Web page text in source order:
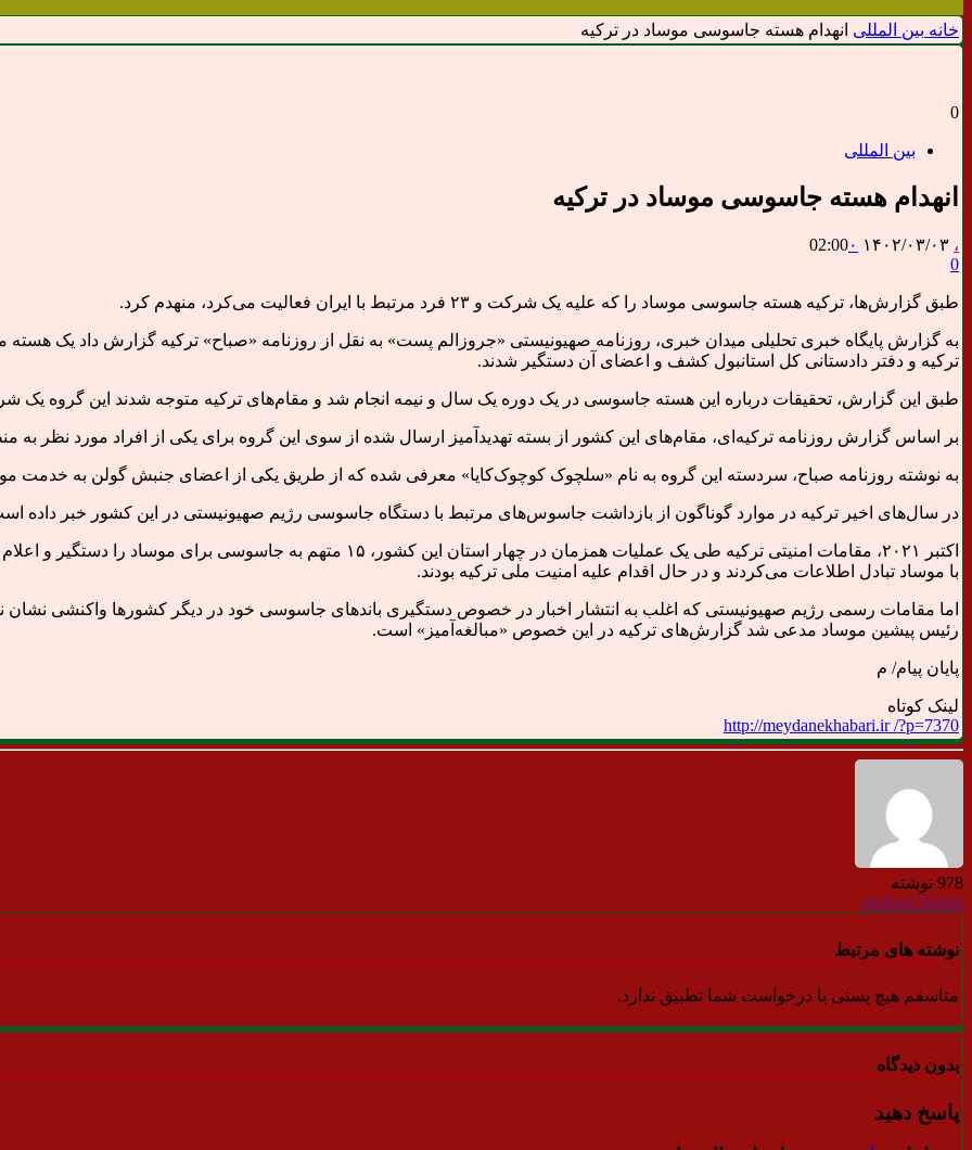
خانه بین المللی انهدام هسته جاسوسی موساد در ترکیه
0
بین المللی
انهدام هسته جاسوسی موساد در ترکیه
، ۱۴۰۲/۰۳/۰۳ 02:00۰
0
طبق گزارش‌ها، ترکیه هسته جاسوسی موساد را که علیه یک شرکت و ۲۳ فرد مرتبط با ایران فعالیت می‌کرد، منهدم کرد.
به گزارش پایگاه خبری تحلیلی میدان خبری، روزنامه صهیونیستی «جروزالم پست» به نقل از روزنامه «صباح» ترکیه گزارش داد یک
ترکیه و دفتر دادستانی کل استانبول کشف و اعضای آن دستگیر شدند.
طبق این گزارش، تحقیقات درباره این هسته جاسوسی در یک دوره یک سال و نیمه انجام شد و مقام‌های ترکیه متوجه شدند این گروه یک شرکت و ۲۳ فرد که با ایران روابط تجاری داشته را هدف قرار
بر اساس گزارش روزنامه ترکیه‌ای، مقام‌های این کشور از بسته تهدیدآمیز ارسال شده از سوی این گروه برای یکی از افراد مورد نظر
به نوشته روزنامه صباح، سردسته این گروه به نام «سلچوک کوچوک‌کایا» معرفی شده که از طریق یکی از اعضای جنبش گولن به خدمت
در سال‌های اخیر ترکیه در موارد گوناگون از بازداشت جاسوس‌های مرتبط با دستگاه جاسوسی رژیم صهیونیستی در این کشور خبر داده
اکتبر ۲۰۲۱، مقامات امنیتی ترکیه طی یک عملیات همزمان در چهار استان این
با موساد تبادل اطلاعات می‌کردند و در حال اقدام علیه امنیت ملی ترکیه بودند.
اما مقامات رسمی رژیم صهیونیستی که اغلب به انتشار اخبار در خصوص دستگیری باندهای جاسوسی خود در دیگر کشورها واکنشی نشان
رئیس پیشین موساد مدعی شد گزارش‌های ترکیه در این خصوص «مبالغه‌آمیز» است.
پایان پیام/ م
لینک کوتاه
http://meydanekhabari.ir /?p=7370
978 نوشته
mohsen hasani
نوشته های مرتبط
متاسفم هیچ پستی با درخواست شما تطبیق ندارد.
بدون دیدگاه
پاسخ دهید